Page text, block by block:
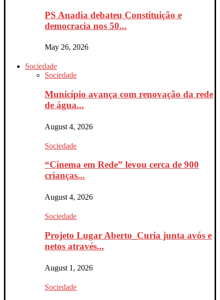
PS Anadia debateu Constituição e
democracia nos 50...
May 26, 2026
Sociedade
Sociedade
Município avança com renovação da rede
de água...
August 4, 2026
Sociedade
“Cinema em Rede” levou cerca de 900
crianças...
August 4, 2026
Sociedade
Projeto Lugar Aberto_Curia junta avós e
netos através...
August 1, 2026
Sociedade